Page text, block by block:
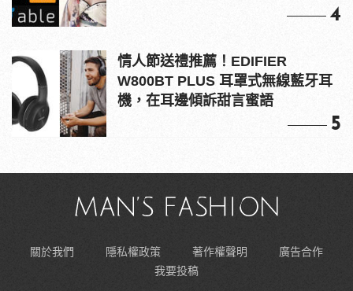
4
情人節送禮推薦！EDIFIER
W800BT PLUS 耳罩式無線藍牙耳
機，在耳邊傾訴甜言蜜語
5
關於我們 隱私權政策 著作權聲明
廣告合作
我要投稿